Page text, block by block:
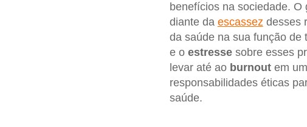
benefícios na sociedade.
diante da escassezdesses
da saúde na sua função de
e o estressesobre esses
levar até ao burnoutem
responsabilidades éticas
saúde.